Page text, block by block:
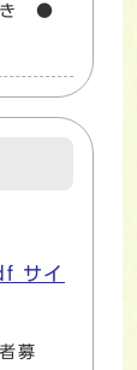
き ●
サイ
募